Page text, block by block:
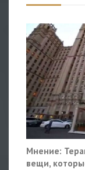
Мнение:
вещи,